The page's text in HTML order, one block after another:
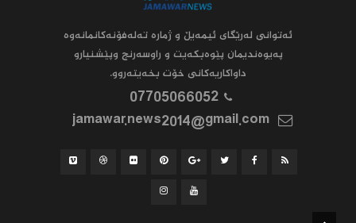
ئه‌توانى له‌رێگاى ئیمه‌یڵ و ژماره‌ ته‌له‌فۆنه‌کانمانه‌وه‌
په‌یوه‌ندیمان پێوه‌بکه‌یت و راوسه‌رنج وپێشنیارو
داواکاریه‌کانى خۆت بخه‌یته‌روو.
07705066052
jamawar.news2014@gmail.com